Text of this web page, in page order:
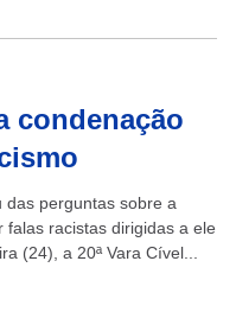
condenação
das perguntas sobre a
racistas dirigidas a ele
(24), a 20ª Vara Cível...